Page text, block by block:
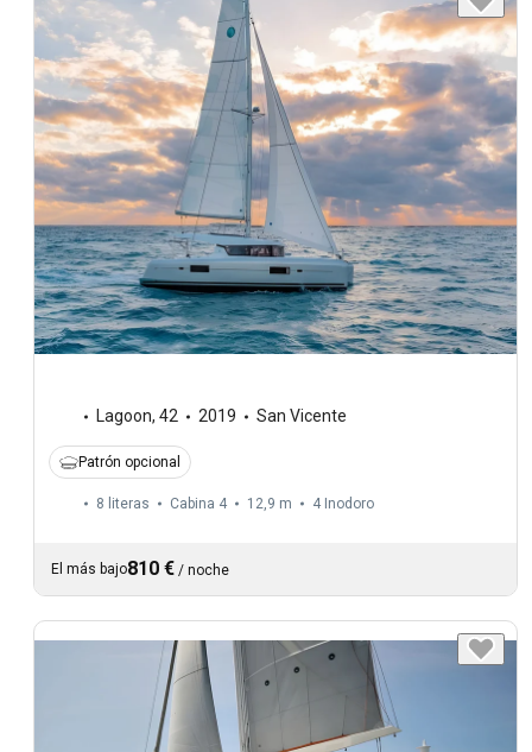
Lagoon, 42 2019 San Vicente
Patrón opcional
8 literas Cabina 4 12,9 m 4 Inodoro
El más bajo810 € / noche